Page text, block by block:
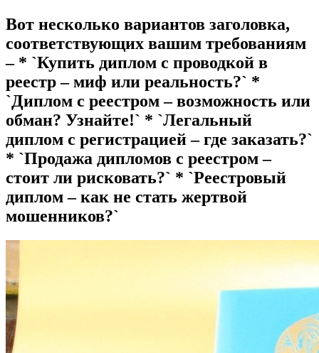
Вот несколько вариантов заголовка,
соответствующих вашим требованиям
– * `Купить диплом с проводкой в
реестр – миф или реальность?` *
`Диплом с реестром – возможность или
обман? Узнайте!` * `Легальный
диплом с регистрацией – где заказать?`
* `Продажа дипломов с реестром –
стоит ли рисковать?` * `Реестровый
диплом – как не стать жертвой
мошенников?`